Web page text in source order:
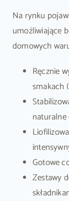
Na rynku
umożliwiające
domowych
Ręcznie
smakach
Gotowe
Zestawy